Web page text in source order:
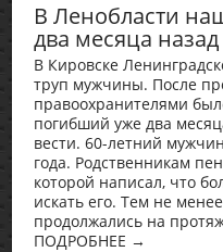
В Ленобласти
два месяца
В Кировске
труп мужчины. После
правоохранителями
погибший уже два
вести. 60-летний
года. Родственникам
которой написал, что
искать его. Тем не
продолжались на
ПОДРОБНЕЕ →